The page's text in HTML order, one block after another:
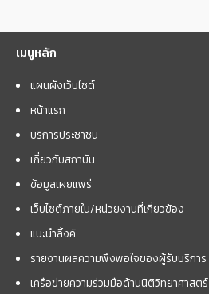
เมนูหลัก
แผนผังเว็บไซต์
หน้าแรก
บริการประชาชน
เกี่ยวกับสถาบัน
ข้อมูลเผยแพร่
เว็บไซต์ภายใน/หน่วยงานที่เกี่ยวข้อง
แนะนำลิ้งค์
รายงานผลความพึงพอใจของผู้รับบริการ
เครือข่ายความร่วมมือด้านนิติวิทยาศาสตร์